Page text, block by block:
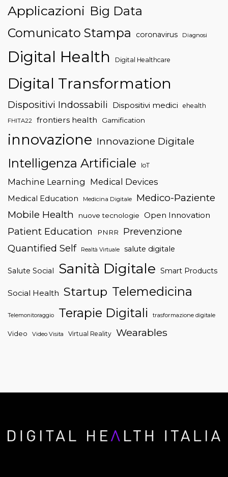
Applicazioni Big Data
Comunicato Stampa
coronavirus Diagnosi
Digital Health Digital Healthcare
Digital Transformation
Dispositivi Indossabili Dispositivi medici ehealth
FHITA22 frontiers health Gamification
innovazione Innovazione Digitale
Intelligenza Artificiale IoT
Machine Learning Medical Devices
Medical Education Medicina Digitale
Medico-Paziente
Mobile Health
nuove tecnologie Open Innovation
Patient Education PNRR
Prevenzione
Quantified Self
Realtà Virtuale salute digitale
Salute Social Sanità Digitale Smart Products
Social Health Startup Telemedicina
Telemonitoraggio Terapie Digitali trasformazione digitale
Video Video Visita Virtual Reality Wearables